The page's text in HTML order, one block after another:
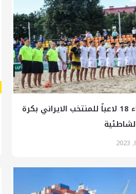
استدعاء 18 لاعباً للمنتخب الايراني بكرة